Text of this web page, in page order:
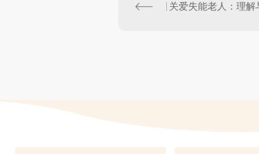
关爱失能老人：理解